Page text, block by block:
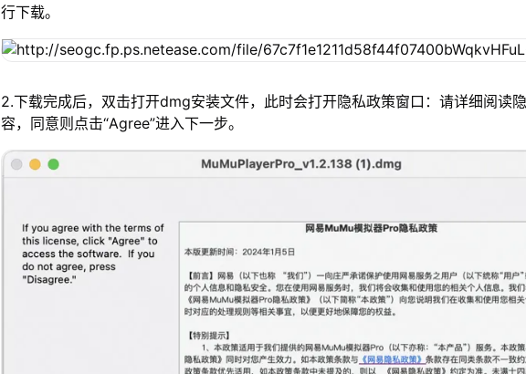
行下载。
2.下载完成后，双击打开dmg安装文件，此时会打开隐私政策窗口：请详细阅读
容，同意则点击“Agree”进入下一步。